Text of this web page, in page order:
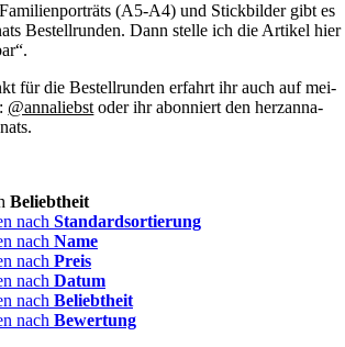
(A5-A4) und Stick­bil­der gibt es
Bestell­run­den. Dann stel­le ich die Arti­kel hier
für die Bestell­run­den erfahrt ihr auch auf mei­
@annaliebst oder ihr abon­niert den her­zan­na­
Beliebtheit
nach Standardsortierung
nach Name
nach Preis
nach Datum
nach Beliebtheit
nach Bewertung